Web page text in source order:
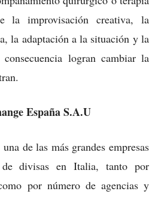
la improvisación creativa, la
la adaptación a la situación y la
logran cambiar la
España S.A.U
de las más grandes empresas
divisas en Italia, tanto por
por número de agencias y